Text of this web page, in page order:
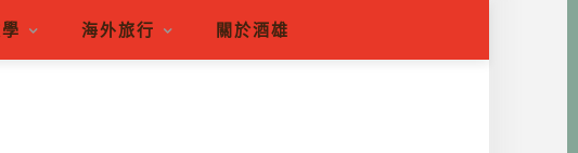
海外旅行 關於酒雄